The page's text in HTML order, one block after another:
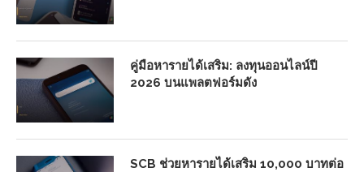
คู่มือหารายได้เสริม: ลงทุนออนไลน์ปี
2026 บนแพลตฟอร์มดัง
SCB ช่วยหารายได้เสริม 10,000 บาทต่อ